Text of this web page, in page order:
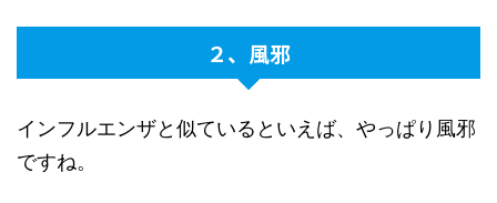
２、風邪
インフルエンザと似ているといえば、やっぱり風邪
ですね。